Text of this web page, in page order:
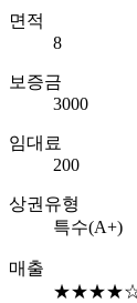
면적
8
보증금
3000
임대료
200
상권유형
특수(A+)
매출